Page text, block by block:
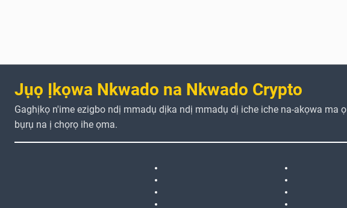
Jụọ Ịkọwa Nkwado na Nkwado Crypto
Gaghịkọ n'ime ezigbo ndị mmadụ dịka ndị mmadụ dị iche iche na-akọwa ma ọ
bụrụ na ị chọrọ ihe ọma.